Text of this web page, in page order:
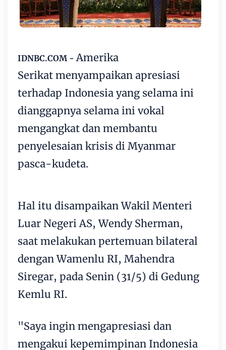
IDNBC.COM -Amerika
Serikat menyampaikan apresiasi
terhadap Indonesia yang selama ini
dianggapnya selama ini vokal
mengangkat dan membantu
penyelesaian krisis di Myanmar
pasca-kudeta.
Hal itu disampaikan Wakil Menteri
Luar Negeri AS, Wendy Sherman,
saat melakukan pertemuan bilateral
dengan Wamenlu RI, Mahendra
Siregar, pada Senin (31/5) di Gedung
Kemlu RI.
"Saya ingin mengapresiasi dan
mengakui kepemimpinan Indonesia